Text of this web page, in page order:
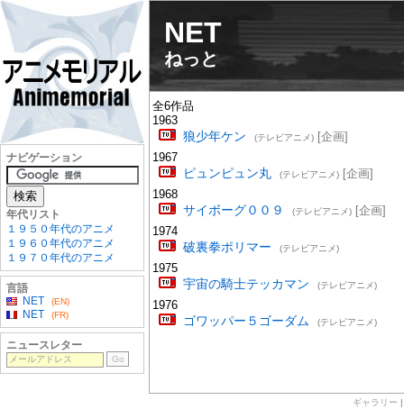
NET
ねっと
全6作品
1963
狼少年ケン (テレビアニメ)[企画]
1967
ピュンピュン丸 (テレビアニメ)[企画]
1968
サイボーグ００９ (テレビアニメ)[企画]
1974
破裏拳ポリマー (テレビアニメ)
1975
宇宙の騎士テッカマン (テレビアニメ)
1976
ゴワッパー５ゴーダム (テレビアニメ)
ギャラリー
ナビゲーション
年代リスト
１９５０年代のアニメ
１９６０年代のアニメ
１９７０年代のアニメ
言語
NET
(EN)
NET (FR)
ニュースレター